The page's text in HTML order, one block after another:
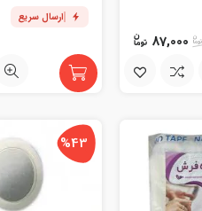
87,000
ارسال سریع
%43